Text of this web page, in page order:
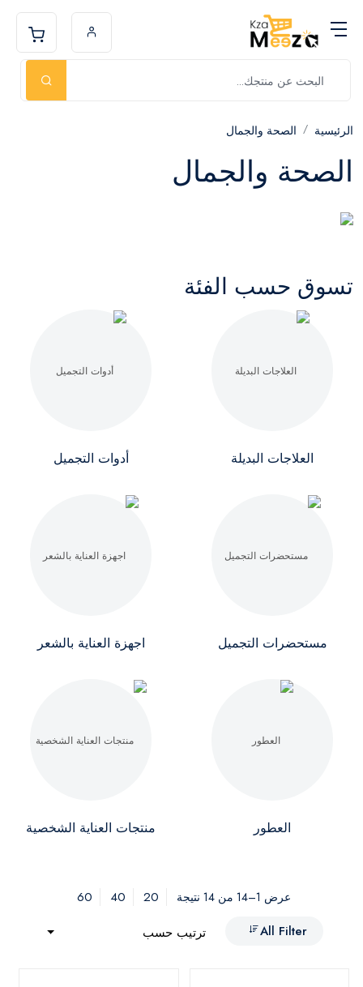
الرئيسية الصحة والجمال
الصحة والجمال
تسوق حسب الفئة
العلاجات البديلة أدوات التجميل
مستحضرات التجميل اجهزة العناية بالشعر
العطور منتجات العناية الشخصية
عرض 1–14 من 14 نتيجة 20
40
60
All Filter
ترتيب حسب